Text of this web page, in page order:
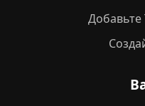
Добавьте